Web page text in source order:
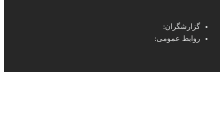
گزارشگران:
روابط عمومی: